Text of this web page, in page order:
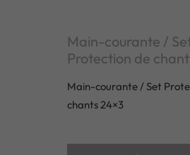
Main-courante /
Protection de
Main-courante / Set
chants 24×3